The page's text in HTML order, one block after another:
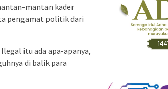
mantan kader
pengamat politik dari
itu ada apa-apanya,
di balik para